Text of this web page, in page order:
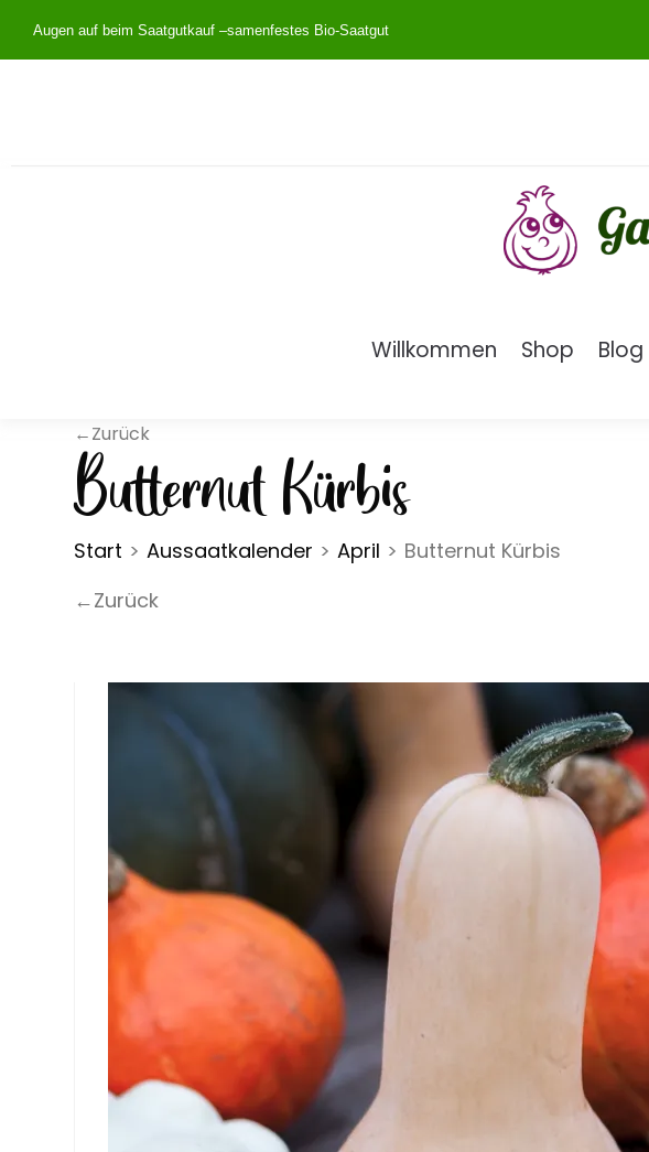
Augen auf beim Saatgutkauf –samenfestes Bio-Saatgut
Willkommen Shop Blog
Butternut Kürbis
Start > Aussaatkalender > April > Butternut Kürbis
←Zurück
←Zurück